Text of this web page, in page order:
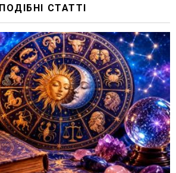
ПОДІБНІ СТАТТІ